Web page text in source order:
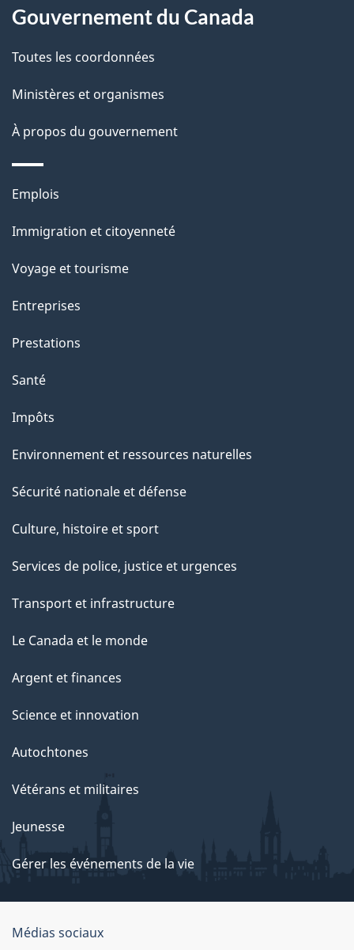
l
a
p
a
e
Gouvernement du Canada
Toutes les coordonnées
Ministères et organismes
À propos du gouvernement
Thèmes
sujets
Emplois
Immigration et citoyenneté
Voyage et tourisme
Entreprises
Prestations
Santé
Impôts
Environnement et ressources naturelles
Sécurité nationale et défense
Culture, histoire et sport
Services de police, justice et urgences
Transport et infrastructure
Le Canada et le monde
Argent et finances
Science et innovation
Autochtones
Vétérans et militaires
Jeunesse
Gérer les événements de la vie
Organisation
Médias sociaux